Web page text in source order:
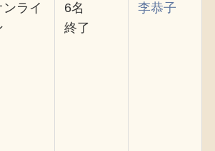
ンライ
6名
終了
李恭子